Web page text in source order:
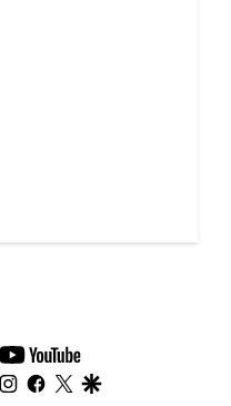
youtube-
footer
instagram
facebook
twitter